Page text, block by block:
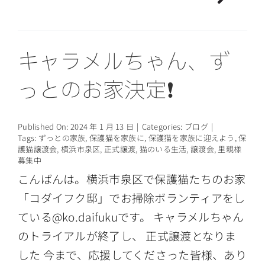
キャラメルちゃん、ず
っとのお家決定❗️
Published On: 2024 年 1 月 13 日 | Categories: ブログ |
Tags: ずっとの家族, 保護猫を家族に, 保護猫を家族に迎えよう ,保
護猫譲渡会, 横浜市泉区, 正式譲渡, 猫のいる生活,譲渡会, 里親様
募集中
こんばんは。横浜市泉区で保護猫たちのお家
「コダイフク邸」でお掃除ボランティアをし
ている@ko.daifukuです。 キャラメルちゃん
のトライアルが終了し、 正式譲渡となりま
した 今まで、応援してくださった皆様、あり